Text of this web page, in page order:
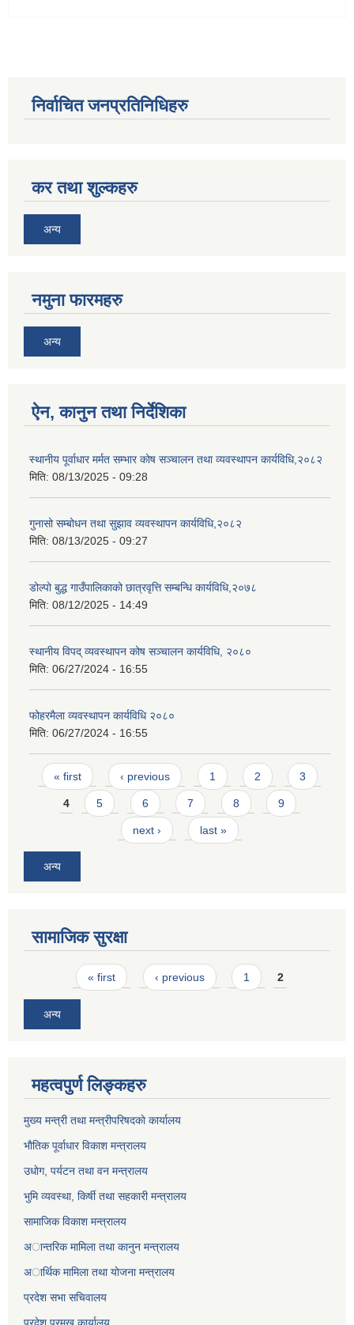
निर्वाचित जनप्रतिनिधिहरु
कर तथा शुल्कहरु
अन्य
नमुना फारमहरु
अन्य
ऐन, कानुन तथा निर्देशिका
स्थानीय पूर्वाधार मर्मत सम्भार कोष सञ्चालन तथा व्यवस्थापन कार्यविधि,२०८२
मिति: 08/13/2025 - 09:28
गुनासो सम्बोधन तथा सुझाव व्यवस्थापन कार्यविधि,२०८२
मिति: 08/13/2025 - 09:27
डोल्पो बुद्ध गाउँपालिकाको छात्रवृत्ति सम्बन्धि कार्यविधि,२०७८
मिति: 08/12/2025 - 14:49
स्थानीय विपद् व्यवस्थापन कोष सञ्चालन कार्यविधि, २०८०
मिति: 06/27/2024 - 16:55
फोहरमैला व्यवस्थापन कार्यविधि २०८०
मिति: 06/27/2024 - 16:55
Pages
« first ‹ previous 1 2 3
4 5 6 7 8 9
next › last »
अन्य
सामाजिक सुरक्षा
Pages« first ‹ previous 1 2
अन्य
महत्वपुर्ण लिङ्कहरु
मुख्य मन्त्री तथा मन्त्रीपरिषदकाे कार्यालय
भाैतिक पूर्वाधार विकाश मन्त्रालय
उधाेग, पर्यटन तथा वन मन्त्रालय
भुमि व्यवस्था, किर्षी तथा सहकारी मन्त्रालय
सामाजिक विकाश मन्त्रालय
अान्तरिक मामिला तथा कानुन मन्त्रालय
अार्थिक मामिला तथा याेजना मन्त्रालय
प्रदेश सभा सचिवालय